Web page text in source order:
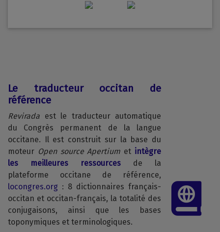
Le traducteur occitan de
référence
Revirada est le traducteur automatique
du Congrès permanent de la langue
occitane. Il est construit sur la base du
moteur Open source Apertium et intègre
les meilleures ressources de la
plateforme occitane de référence,
locongres.org : 8 dictionnaires français-
occitan et occitan-français, la totalité des
conjugaisons, ainsi que les bases
toponymiques et terminologiques.